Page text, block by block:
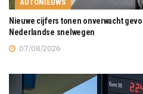
AUTONIEUWS
Nieuwe cijfers tonen onverwacht
Nederlandse snelwegen
07/08/2026